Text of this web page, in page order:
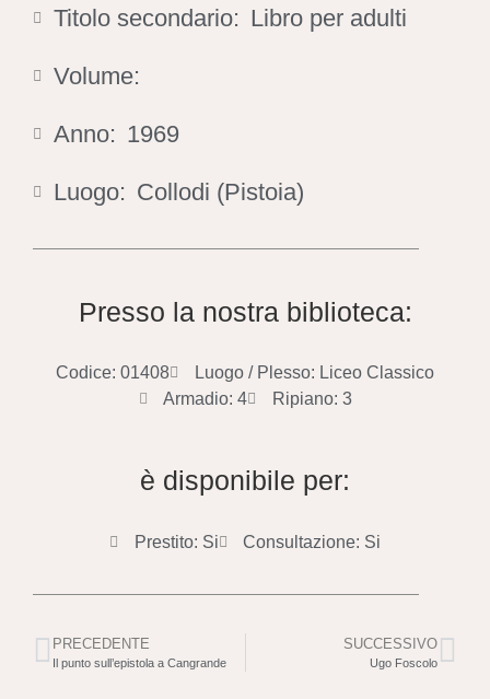
Titolo secondario: Libro per adulti
Volume:
Anno: 1969
Luogo: Collodi (Pistoia)
Presso la nostra biblioteca:
Codice: 01408
Luogo / Plesso: Liceo Classico
Armadio: 4
Ripiano: 3
è disponibile per:
Prestito: Si Consultazione: Si
PRECEDENTE
Il punto sull’epistola a Cangrande
SUCCESSIVO
Ugo Foscolo